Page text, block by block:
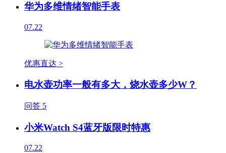
华为多维情绪智能手表
07.22
优惠直达 >
电水壶功率一般有多大，烧水壶多少W？
问答 5
小米Watch S4蓝牙版限时特惠
07.22